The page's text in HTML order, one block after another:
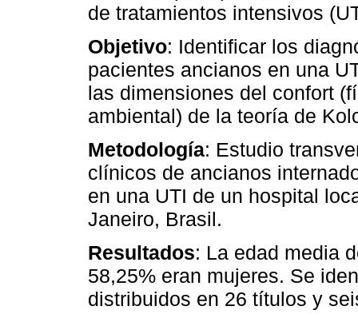
de tratamientos intensivos
Objetivo: Identificar los
pacientes ancianos en una
las dimensiones del confort
ambiental) de la teoría de
Metodología: Estudio
clínicos de ancianos
en una UTI de un hospital
Janeiro, Brasil.
Resultados: La edad media
58,25% eran mujeres. Se
distribuidos en 26 títulos y